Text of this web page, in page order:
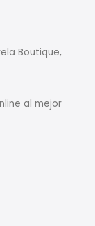
Boutique,
al mejor